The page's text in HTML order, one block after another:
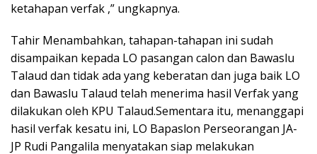
ketahapan verfak ,” ungkapnya.
Tahir Menambahkan, tahapan-tahapan ini sudah
disampaikan kepada LO pasangan calon dan Bawaslu
Talaud dan tidak ada yang keberatan dan juga baik LO
dan Bawaslu Talaud telah menerima hasil Verfak yang
dilakukan oleh KPU Talaud.Sementara itu, menanggapi
hasil verfak kesatu ini, LO Bapaslon Perseorangan JA-
JP Rudi Pangalila menyatakan siap melakukan